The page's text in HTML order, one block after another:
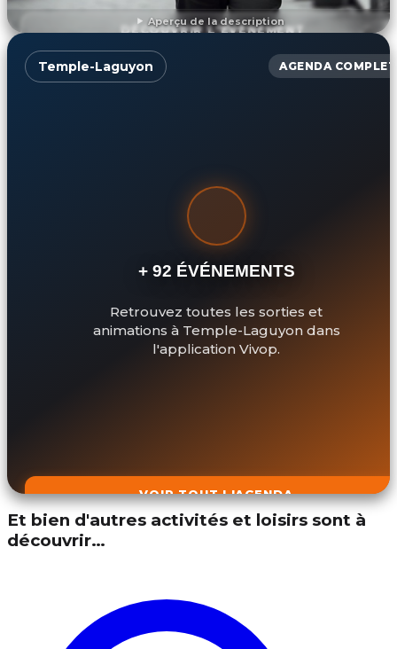
Aperçu de la description
DÉCOUVRIR L'ÉVÉNEMENT
Temple-Laguyon AGENDA COMPLET
+ 92 ÉVÉNEMENTS
Retrouvez toutes les sorties et
animations à Temple-Laguyon dans
l'application Vivop.
VOIR TOUT L'AGENDA
Et bien d'autres activités et loisirs sont à
découvrir…